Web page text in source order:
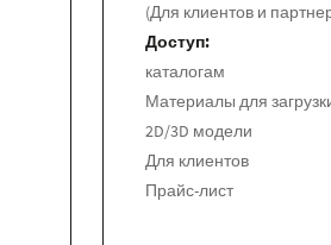
(Для клиентов и
Доступ:
каталогам
Материалы для
2D/3D модели
Для клиентов
Прайс-лист